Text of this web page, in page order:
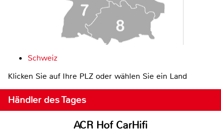
Schweiz
Klicken Sie auf Ihre PLZ oder wählen Sie ein Land
Händler des Tages
ACR Hof CarHifi